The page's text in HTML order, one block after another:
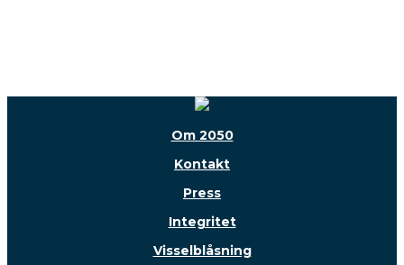
Om 2050
Kontakt
Press
Integritet
Visselblåsning